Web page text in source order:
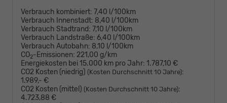
Verbrauch kombiniert: 7,40 l/100km
Verbrauch Innenstadt: 8,40 l/100km
Verbrauch Stadtrand: 7,10 l/100km
Verbrauch Landstraße: 6,40 l/100km
Verbrauch Autobahn: 8,10 l/100km
CO2-Emissionen: 221,00 g/km
Energiekosten bei 15.000 km pro Jahr: 1.787,10 €
CO2 Kosten (niedrig) (Kosten Durchschnitt 10 Jahre):
1.989,- €
CO2 Kosten (mittel) (Kosten Durchschnitt 10 Jahre):
4.723,88 €